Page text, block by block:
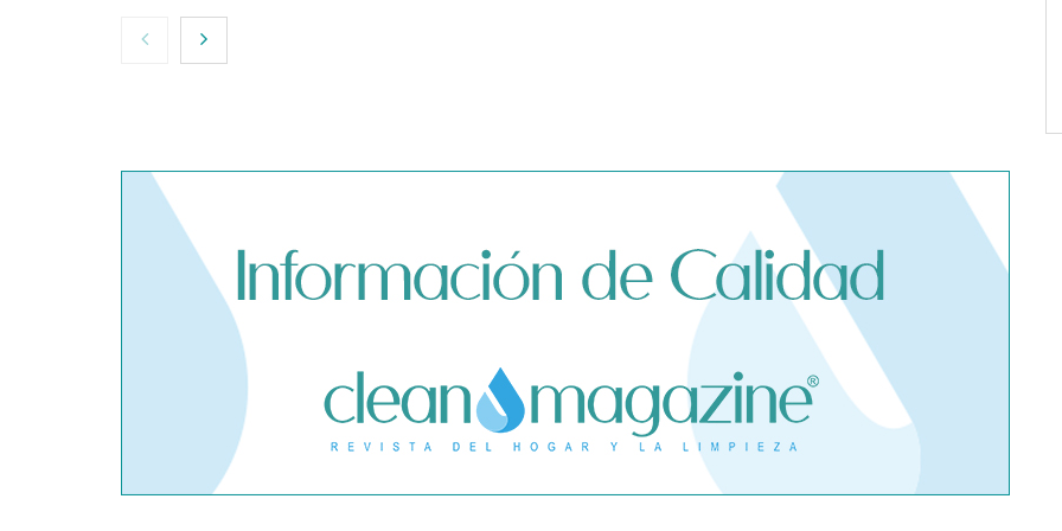
El cofundador de Noctorial
adquiere Amadeux para
impulsar un modelo más claro
dentro del prop trading
privado ante un contagio de
hantavirus fuera de España
Dreame advierte: no todos los
purificadores de aire son
eficaces contra la alergia